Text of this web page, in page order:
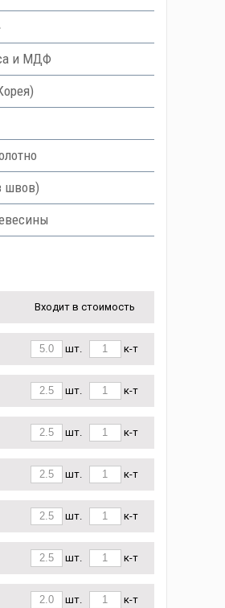
и МДФ
швов)
Входит в стоимость
шт. к-т
шт. к-т
шт. к-т
шт. к-т
шт. к-т
шт. к-т
шт. к-т